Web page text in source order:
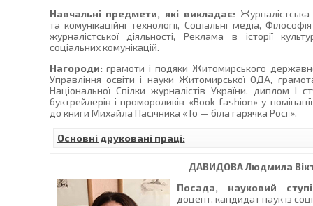
Навчальні предмети, які викладає:
та комунікаційні технології, Соціальні медіа,
журналістської діяльності, Реклама в історії
соціальних комунікацій.
Нагороди: грамоти і подяки Житомирського
Управління освіти і науки Житомирської ОДА,
Національної Спілки журналістів України, диплом І
буктрейлерів і промороликів «Book fashion» у
до книги Михайла Пасічника «То — біла гарячка Росії».
Основні друковані праці:
ДАВИДОВАЛюдмила
Посада, науковий
доцент, кандидат наук із